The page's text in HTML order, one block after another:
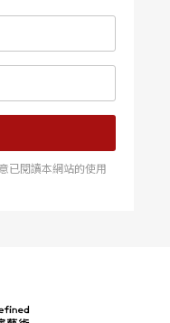
已閱讀本網站的使用